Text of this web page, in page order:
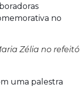
no
Zélia no
uma palestra